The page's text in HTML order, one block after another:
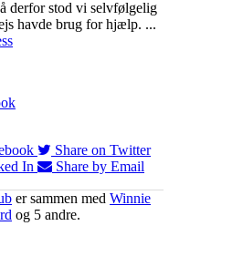
derfor stod vi selvfølgelig
havde brug for hjælp. ...
Share on Twitter
In
Share by Email
er sammen med Winnie
og 5 andre.